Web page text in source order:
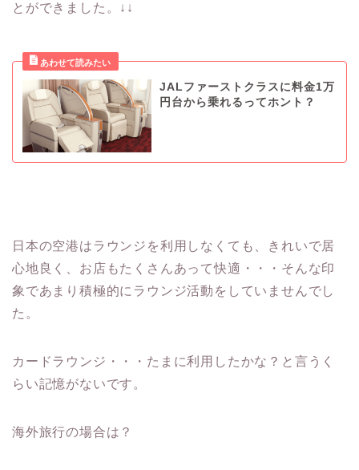
とができました。↓↓
JALファーストクラスに料金1万
円台から乗れるってホント？
日本の空港はラウンジを利用しなくても、きれいで居
心地良く、お店もたくさんあって快適・・・そんな印
象であまり積極的にラウンジ活動をしていませんでし
た。
カードラウンジ・・・たまに利用したかな？と言うく
らい記憶がないです。
海外旅行の場合は？